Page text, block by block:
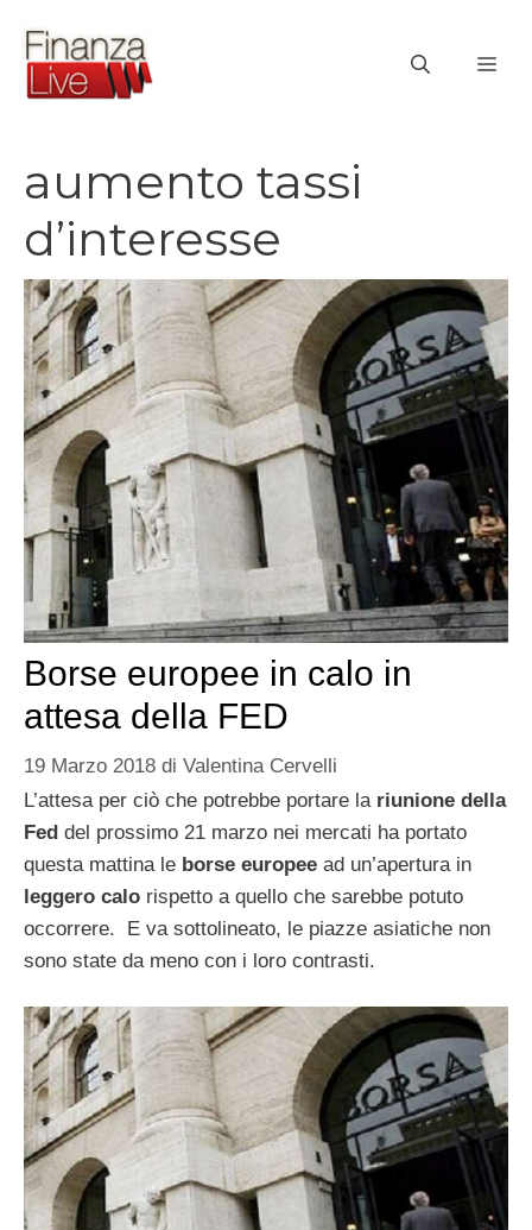
contenuto
aumento tassi
d’interesse
Borse europee in calo in
attesa della FED
19 Marzo 2018 di Valentina Cervelli
L’attesa per ciò che potrebbe portare la riunione della
Fed del prossimo 21 marzo nei mercati ha portato
questa mattina le borse europee ad un’apertura in
leggero calo rispetto a quello che sarebbe potuto
occorrere. E va sottolineato, le piazze asiatiche non
sono state da meno con i loro contrasti.